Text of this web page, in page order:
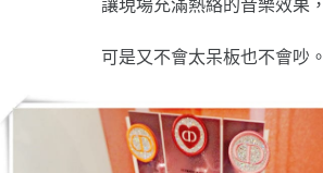
讓現場充滿熱絡的音樂效果，
可是又不會太呆板也不會吵。